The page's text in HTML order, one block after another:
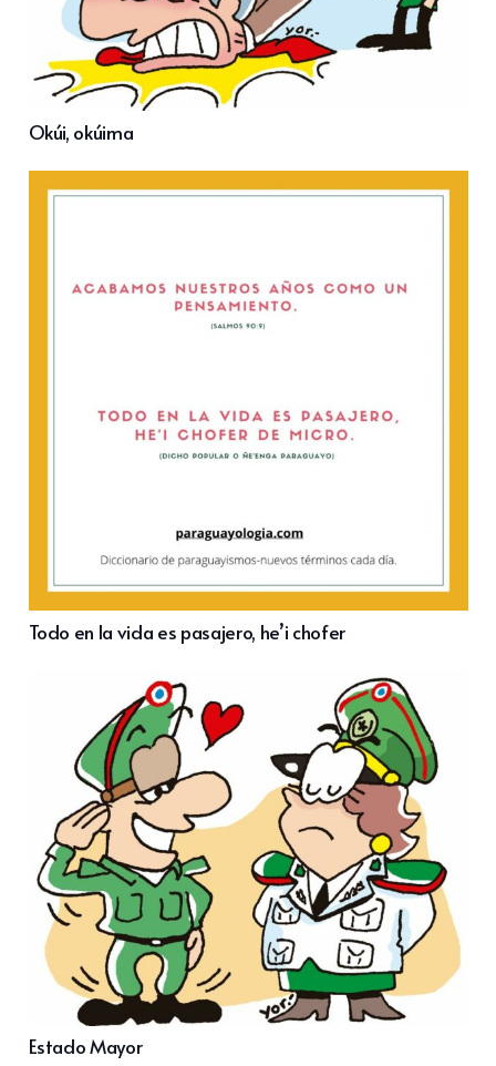
Okúi, okúima
Todo en la vida es pasajero, he’i chofer
Estado Mayor